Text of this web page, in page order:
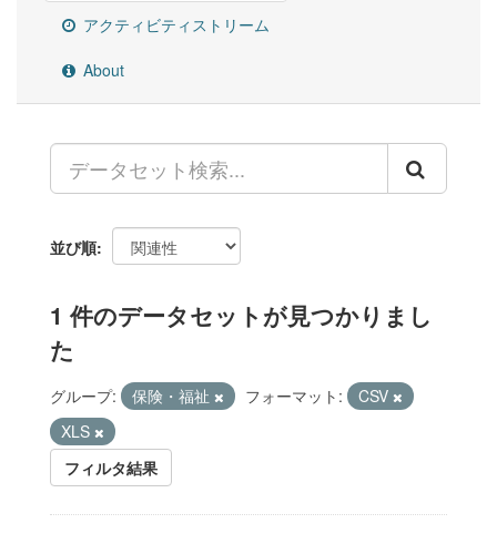
アクティビティストリーム
About
並び順
1 件のデータセットが見つかりまし
た
グループ: 保険・福祉 フォーマット:
CSV
XLS
フィルタ結果